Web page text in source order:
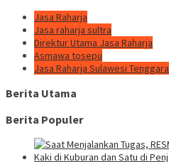
Jasa Raharja
Jasa raharja sultra
Direktur Utama Jasa Raharja
Asmawa tosepu
Jasa Raharja Sulawesi Tenggara
Berita Utama
Berita Populer